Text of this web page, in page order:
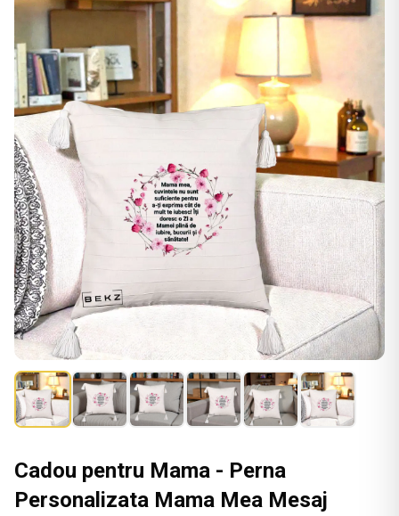
Cadou pentru Mama - Perna
Personalizata Mama Mea Mesaj